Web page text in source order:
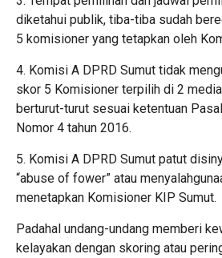
diketahui publik, tiba-tiba sudah
5 komisioner yang tetapkan oleh
4. Komisi A DPRD Sumut tidak
skor 5 Komisioner terpilih di 2
berturut-turut sesuai ketentuan
Nomor 4 tahun 2016.
5. Komisi A DPRD Sumut patut
“abuse of fower” atau
menetapkan Komisioner KIP Sumut.
Padahal undang-undang memberi
kelayakan dengan skoring atau